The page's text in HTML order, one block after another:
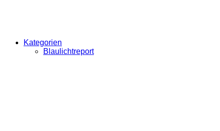
Kategorien
Blaulichtreport